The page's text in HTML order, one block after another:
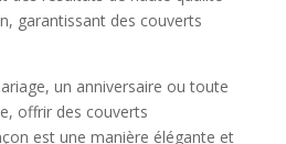
garantissant des couverts
un anniversaire ou toute
offrir des couverts
est une manière élégante et